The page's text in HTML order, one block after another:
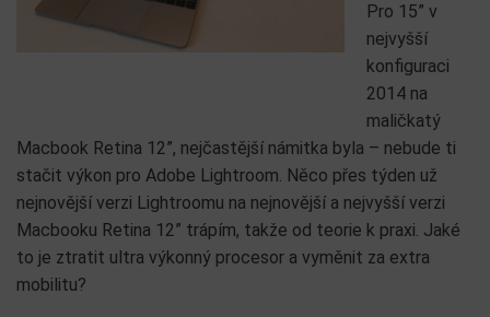
Pro 15” v
nejvyšší
konfiguraci
2014 na
maličkatý
Macbook Retina 12”, nejčastější námitka byla – nebude ti
stačit výkon pro Adobe Lightroom. Něco přes týden už
nejnovější verzi Lightroomu na nejnovější a nejvyšší verzi
Macbooku Retina 12” trápím, takže od teorie k praxi. Jaké
to je ztratit ultra výkonný procesor a vyměnit za extra
mobilitu?